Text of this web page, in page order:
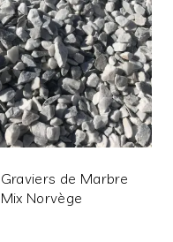
Graviers de Marbre
Mix Norvège